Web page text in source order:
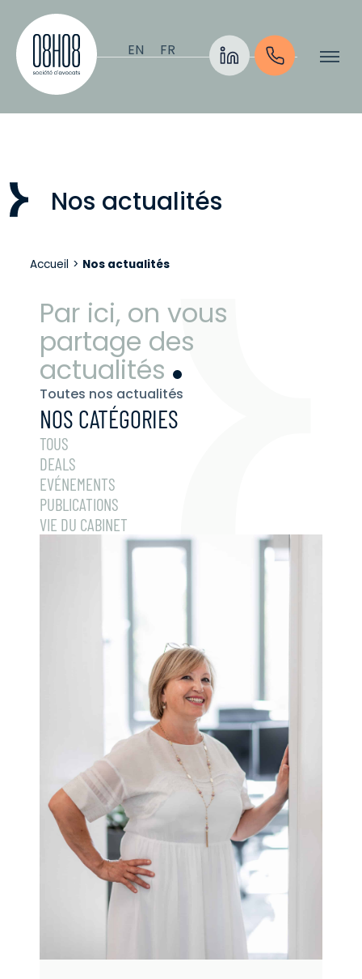
Aller au contenu
EN
FR
Nos actualités
Accueil > Nos actualités
Par ici, on vous
partage des
actualités
Toutes nos actualités
NOS CATÉGORIES
TOUS
DEALS
EVÉNEMENTS
PUBLICATIONS
VIE DU CABINET